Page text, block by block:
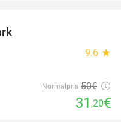
9.6 star
Normalpris 50€
31 ,20€